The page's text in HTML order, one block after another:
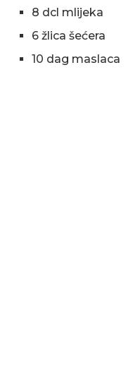
8 dcl mlijeka
6 žlica šećera
10 dag maslaca